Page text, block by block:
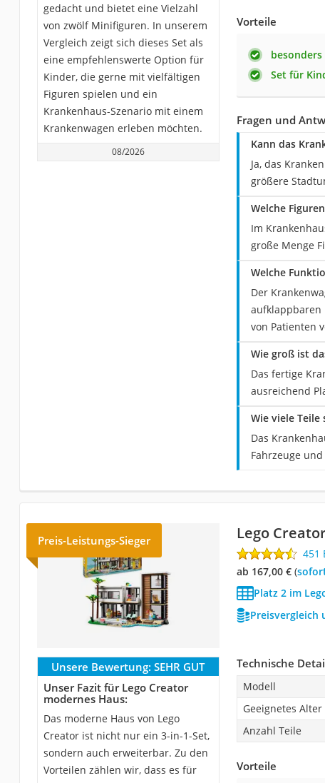
gedacht und bietet eine Vielzahl
von zwölf Minifiguren. In unserem
Vergleich zeigt sich dieses Set als
eine empfehlenswerte Option für
Kinder, die gerne mit vielfältigen
Figuren spielen und ein
Krankenhaus-Szenario mit einem
Krankenwagen erleben möchten.
08/2026
Vorteile
Set für
Fragen und
Kann das
Ja, das
größere
Welche
Im
große Menge
Welche
Der
aufklappbaren
von Patienten
Wie groß ist
Das fertige
ausreichend
Wie viele
Das
Fahrzeuge
Preis-Leistungs-Sieger Lego
451
ab 167,00 €(
Platz 2 im
Preisvergleich
Unsere Bewertung: SEHR GUT
Unser Fazit für Lego Creator
modernes Haus:
Das moderne Haus von Lego
Creator ist nicht nur ein 3-in-1-Set,
sondern auch erweiterbar. Zu den
Vorteilen zählen wir, dass es für
Technische
Modell
Geeignetes Alter
Anzahl Teile
Vorteile